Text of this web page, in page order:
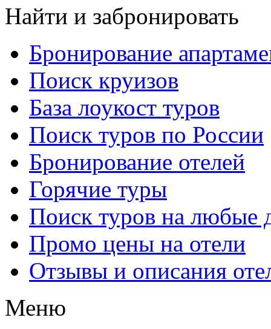
Найти и забронировать
Бронирование
Поиск круизов
База лоукост туров
Поиск туров по России
Бронирование отелей
Горячие туры
Поиск туров на любые
Промо цены на отели
Отзывы и описания
Меню